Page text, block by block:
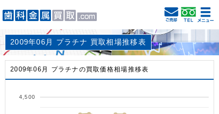
2009年06月 プラチナ 買取相場推移表
2009年06月 プラチナの買取価格相場推移表
4,500